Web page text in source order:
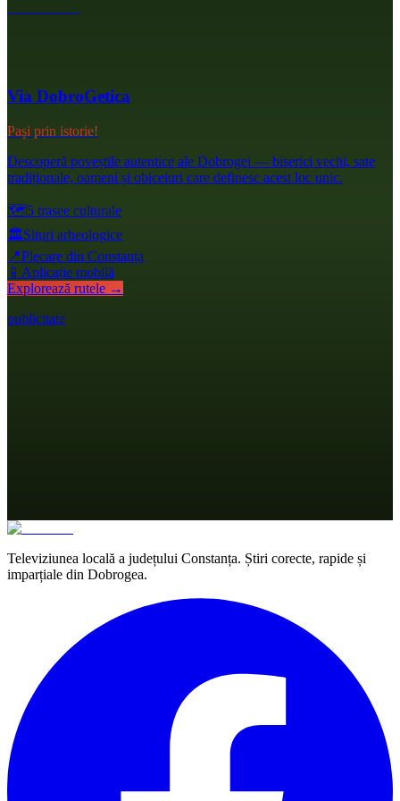
Via DobroGetica
Pași prin istorie!
Descoperă poveștile autentice ale Dobrogei — biserici vechi, sate
tradiționale, oameni și obiceiuri care definesc acest loc unic.
🗺️5 trasee culturale
🏛️Situri arheologice
📍Plecare din Constanța
📱 Aplicație mobilă
Explorează rutele →
publicitate
Televiziunea locală a județului Constanța. Știri corecte, rapide și
imparțiale din Dobrogea.